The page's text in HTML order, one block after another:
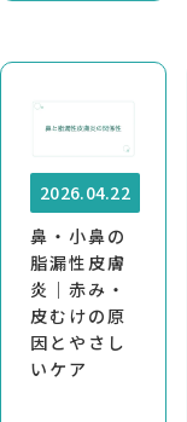
2026.04.22
鼻・小鼻の
脂漏性皮膚
炎｜赤み・
皮むけの原
因とやさし
いケア